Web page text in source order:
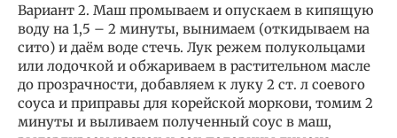
Вариант 2. Маш промываем и опускаем в кипящую
воду на 1,5 – 2 минуты, вынимаем (откидываем на
сито) и даём воде стечь. Лук режем полукольцами
или лодочкой и обжариваем в растительном масле
до прозрачности, добавляем к луку 2 ст. л соевого
соуса и приправы для корейской моркови, томим 2
минуты и выливаем полученный соус в маш,